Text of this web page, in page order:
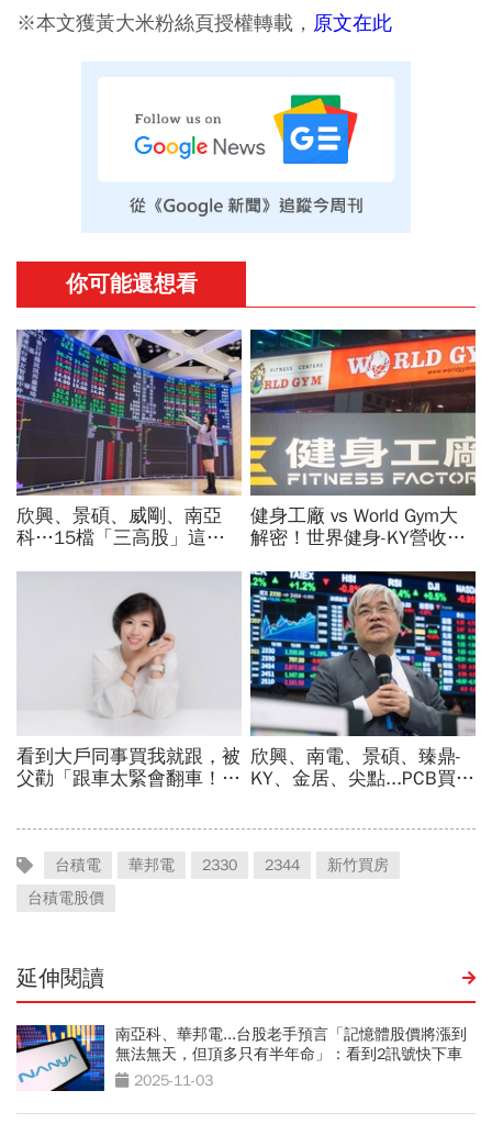
※本文獲黃大米粉絲頁授權轉載， 原文在此
台積電 華邦電 2330 2344
新竹買房
台積電股價
延伸閱讀
南亞科、華邦電...台股老手預言「記憶體股價將漲到
無法無天，但頂多只有半年命」：看到2訊號快下車
2025-11-03